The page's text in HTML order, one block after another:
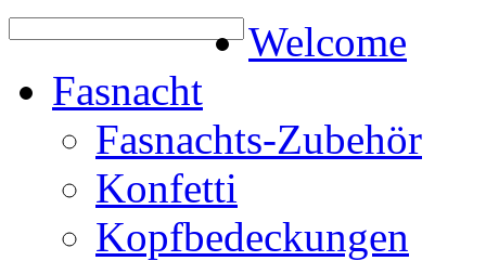
Welcome
Fasnacht
Fasnachts-Zubehör
Konfetti
Kopfbedeckungen